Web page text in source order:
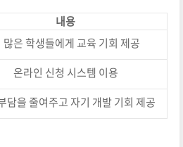
내용
많은 학생들에게 교육 기회 제공
온라인 신청 시스템 이용
담을 줄여주고 자기 개발 기회 제공